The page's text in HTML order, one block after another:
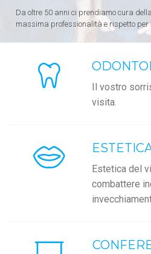
Da oltre 50 anni ci prendiamo cura
massima professionalità e rispetto per
Il vostro
visita.
Estetica del
combattere